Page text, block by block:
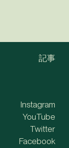
記事
Instagram
YouTube
Twitter
Facebook